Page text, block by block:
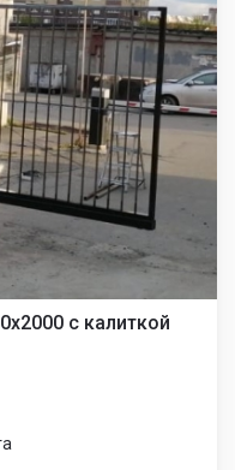
с калиткой